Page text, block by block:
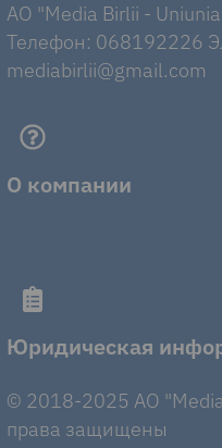
AO "Media Birlii -
Телефон: 068192226
mediabirlii@gmail.com
О компании
Юридическая
© 2018-2025 AO
права защищены